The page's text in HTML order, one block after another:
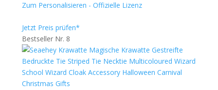
Zum Personalisieren - Offizielle Lizenz
Jetzt Preis prüfen*
Bestseller Nr. 8